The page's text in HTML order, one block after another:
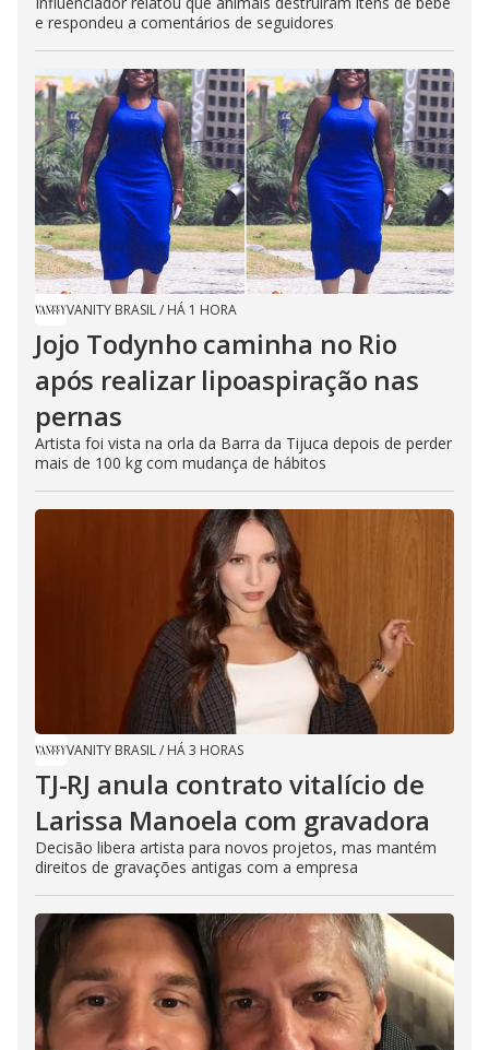
e respondeu a comentários de seguidores
VANITY BRASIL/ HÁ 1 HORA
Jojo Todynho caminha no Rio
após realizar lipoaspiração nas
pernas
Artista foi vista na orla da Barra da Tijuca depois de perder
mais de 100 kg com mudança de hábitos
VANITY BRASIL/ HÁ 3 HORAS
TJ-RJ anula contrato vitalício de
Larissa Manoela com gravadora
Decisão libera artista para novos projetos, mas mantém
direitos de gravações antigas com a empresa